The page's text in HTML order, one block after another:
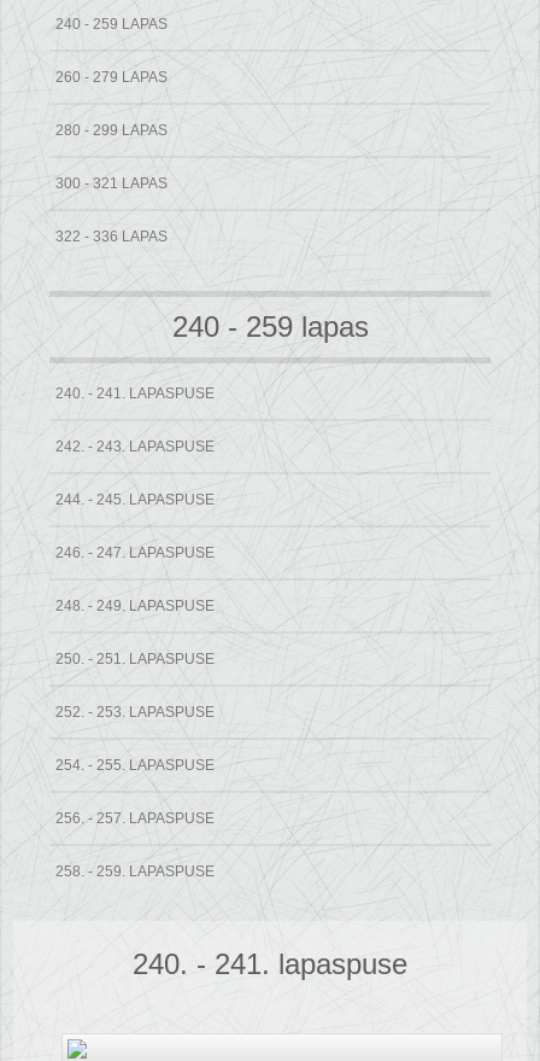
240 - 259 LAPAS
260 - 279 LAPAS
280 - 299 LAPAS
300 - 321 LAPAS
322 - 336 LAPAS
240 - 259 lapas
240. - 241. LAPASPUSE
242. - 243. LAPASPUSE
244. - 245. LAPASPUSE
246. - 247. LAPASPUSE
248. - 249. LAPASPUSE
250. - 251. LAPASPUSE
252. - 253. LAPASPUSE
254. - 255. LAPASPUSE
256. - 257. LAPASPUSE
258. - 259. LAPASPUSE
240. - 241. lapaspuse